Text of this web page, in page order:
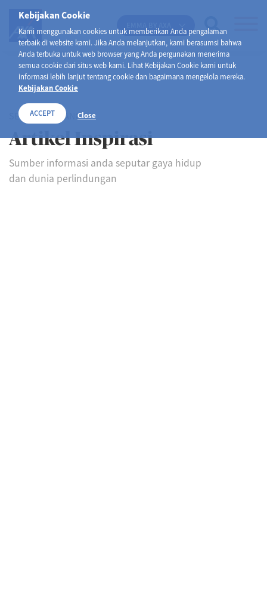
Kebijakan Cookie
Kami menggunakan cookies untuk memberikan Anda pengalaman
terbaik di website kami. Jika Anda melanjutkan, kami berasumsi bahwa
Anda terbuka untuk web browser yang Anda pergunakan menerima
semua cookie dari situs web kami. Lihat Kebijakan Cookie kami untuk
informasi lebih lanjut tentang cookie dan bagaimana mengelola mereka.
Kebijakan Cookie
ACCEPT Close
SELAMAT DATANG DI
Artikel Inspirasi
Sumber informasi anda seputar gaya hidup
dan dunia perlindungan